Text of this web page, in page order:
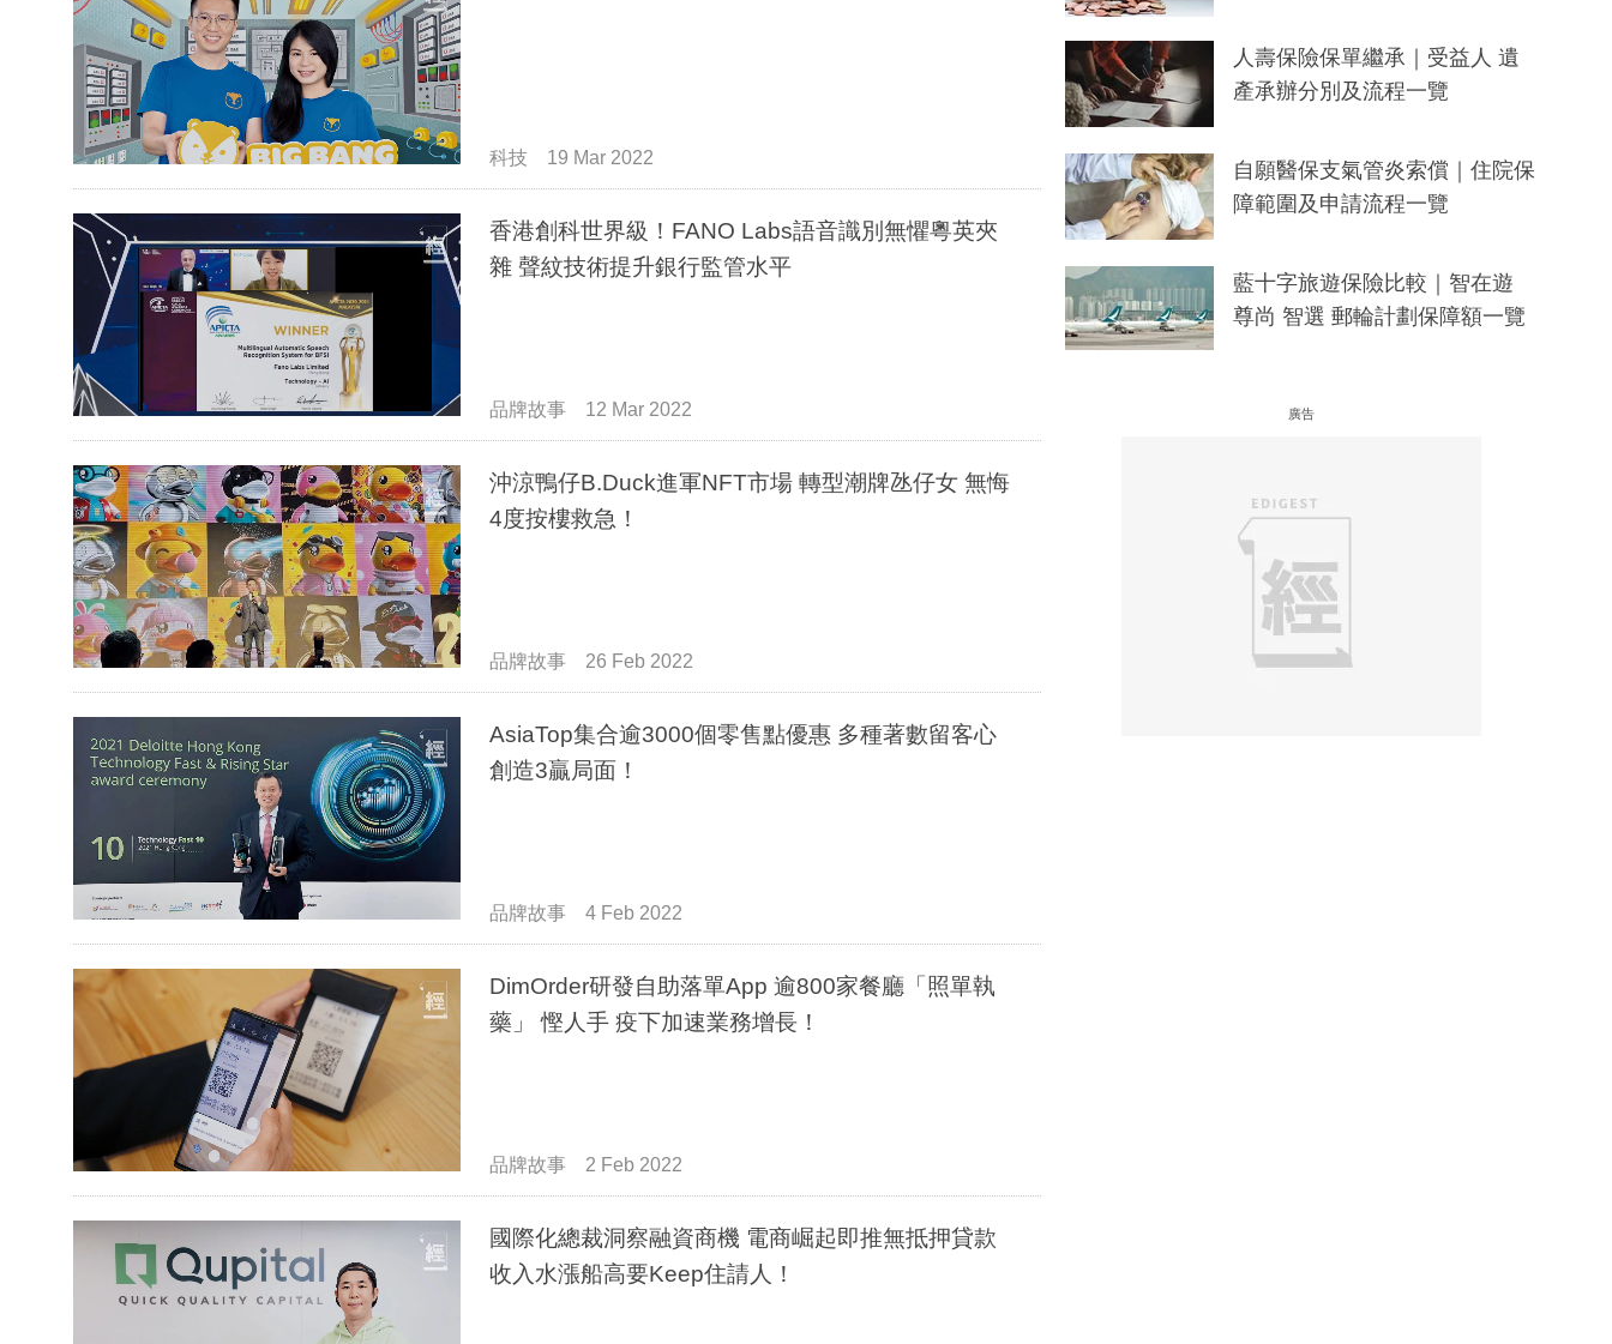
科技 19 Mar 2022
香港創科世界級！FANO Labs語音識別無懼粵英夾
雜 聲紋技術提升銀行監管水平
品牌故事 12 Mar 2022
沖涼鴨仔B.Duck進軍NFT市場 轉型潮牌氹仔女 無悔
4度按樓救急！
品牌故事 26 Feb 2022
AsiaTop集合逾3000個零售點優惠 多種著數留客心
創造3贏局面！
品牌故事 4 Feb 2022
DimOrder研發自助落單App 逾800家餐廳「照單執
藥」 慳人手 疫下加速業務增長！
品牌故事 2 Feb 2022
國際化總裁洞察融資商機 電商崛起即推無抵押貸款
收入水漲船高要Keep住請人！
人壽保險保單繼承｜受益人 遺
產承辦分別及流程一覽
自願醫保支氣管炎索償｜住院保
障範圍及申請流程一覽
藍十字旅遊保險比較｜智在遊
尊尚 智選 郵輪計劃保障額一覽
廣告